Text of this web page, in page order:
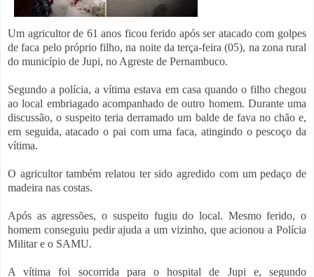
Um agricultor de 61 anos ficou ferido após ser atacado com golpes
de faca pelo próprio filho, na noite da terça-feira (05), na zona rural
do município de Jupi, no Agreste de Pernambuco.
Segundo a polícia, a vítima estava em casa quando o filho chegou
ao local embriagado acompanhado de outro homem. Durante uma
discussão, o suspeito teria derramado um balde de fava no chão e,
em seguida, atacado o pai com uma faca, atingindo o pescoço da
vítima.
O agricultor também relatou ter sido agredido com um pedaço de
madeira nas costas.
Após as agressões, o suspeito fugiu do local. Mesmo ferido, o
homem conseguiu pedir ajuda a um vizinho, que acionou a Polícia
Militar e o SAMU.
A vítima foi socorrida para o hospital de Jupi e, segundo